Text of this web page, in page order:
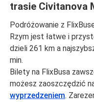
trasie Civitanova
Podróżowanie z
Rzym jest łatwe i
dzieli 261 km a
min.
Bilety na FlixBusa
możesz zaoszczędzić
wyprzedzeniem.